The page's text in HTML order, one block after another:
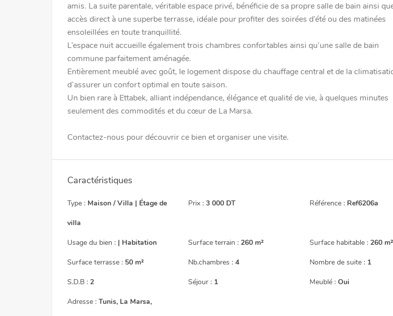
amis. La suite parentale, véritable espace privé, bénéficie de sa propre salle de bain ainsi
accès direct à une superbe terrasse, idéale pour profiter des soirées d’été ou des matinées
ensoleillées en toute tranquillité.
L’espace nuit accueille également trois chambres confortables ainsi qu’une salle de bain
commune parfaitement aménagée.
Entièrement meublé avec goût, le logement dispose du chauffage central et de la
d’assurer un confort optimal en toute saison.
Un bien rare à Ettabek, alliant indépendance, élégance et qualité de vie, à quelques minutes
seulement des commodités et du cœur de La Marsa.
Contactez-nous pour découvrir ce bien et organiser une visite.
Caractéristiques
Type : Maison / Villa | Étage de
villa
Prix : 3 000 DT Référence :Ref6206a
Usage du bien : | Habitation Surface terrain : 260 m² Surface habitable :260 m²
Surface terrasse : 50 m² Nb.chambres : 4 Nombre de suite :1
S.D.B : 2 Séjour : 1 Meublé :Oui
Adresse : Tunis, La Marsa,
Prix sur demande 4 500 DT